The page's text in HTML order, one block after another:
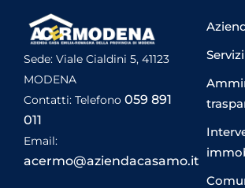
Sede: Viale Cialdini 5, 41123
MODENA
Contatti: Telefono 059 891
011
Email:
acermo@aziendacasamo.it
Servizi